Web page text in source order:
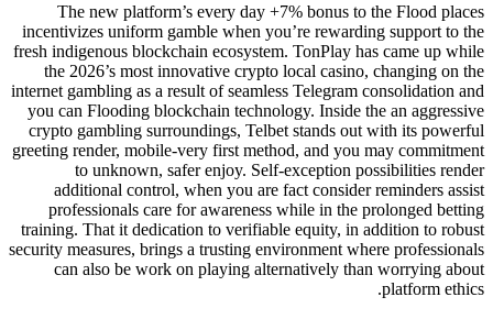
The new platform’s every day +7% bonus to the Flood places
incentivizes uniform gamble when you’re rewarding support to the
fresh indigenous blockchain ecosystem. TonPlay has came up while
the 2026’s most innovative crypto local casino, changing on the
internet gambling as a result of seamless Telegram consolidation and
you can Flooding blockchain technology. Inside the an aggressive
crypto gambling surroundings, Telbet stands out with its powerful
greeting render, mobile-very first method, and you may commitment
to unknown, safer enjoy. Self-exception possibilities render
additional control, when you are fact consider reminders assist
professionals care for awareness while in the prolonged betting
training. That it dedication to verifiable equity, in addition to robust
security measures, brings a trusting environment where professionals
can also be work on playing alternatively than worrying about
platform ethics.